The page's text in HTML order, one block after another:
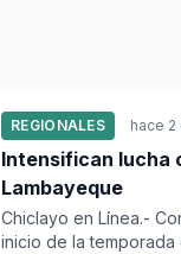
REGIONALES hace 2
Intensifican lucha
Lambayeque
Chiclayo en Línea.-
inicio de la temporada